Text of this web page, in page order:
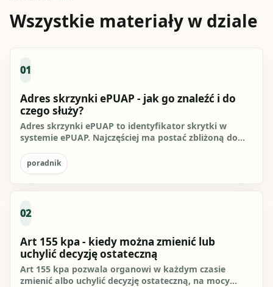
Wszystkie materiały w dziale
01
Adres skrzynki ePUAP - jak go znaleźć i do
czego służy?
Adres skrzynki ePUAP to identyfikator skrytki w
systemie ePUAP. Najczęściej ma postać zbliżoną do
poradnik
02
Art 155 kpa - kiedy można zmienić lub
uchylić decyzję ostateczną
Art 155 kpa pozwala organowi w każdym czasie
zmienić albo uchylić decyzję ostateczną, na mocy